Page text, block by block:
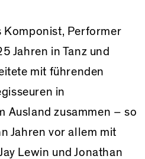
Komponist, Performer
Jahren in Tanz und
mit führenden
in
Ausland zusammen – so
Jahren vor allem mit
Lewin und Jonathan